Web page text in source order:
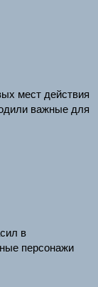
мест действия
важные для
в
персонажи